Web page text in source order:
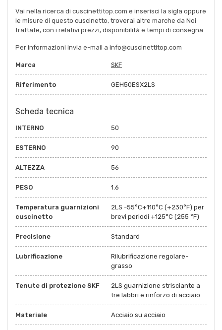
Vai nella ricerca di cuscinettitop.com e inserisci la sigla oppure
le misure di questo cuscinetto, troverai altre marche da Noi
trattate, con i relativi prezzi, disponibilità e tempi di consegna.
Per informazioni invia e-mail a info@cuscinettitop.com
Marca SKF
Riferimento GEH50ESX2LS
Scheda tecnica
INTERNO 50
ESTERNO 90
ALTEZZA 56
PESO 1.6
Temperatura guarnizioni
cuscinetto
2LS -55°C+110°C (+230°F) per
brevi periodi +125°C (255 °F)
Precisione Standard
Lubrificazione
Rilubrificazione regolare-
grasso
Tenute di protezione SKF
2LS guarnizione strisciante a
tre labbri e rinforzo di acciaio
Materiale Acciaio su acciaio